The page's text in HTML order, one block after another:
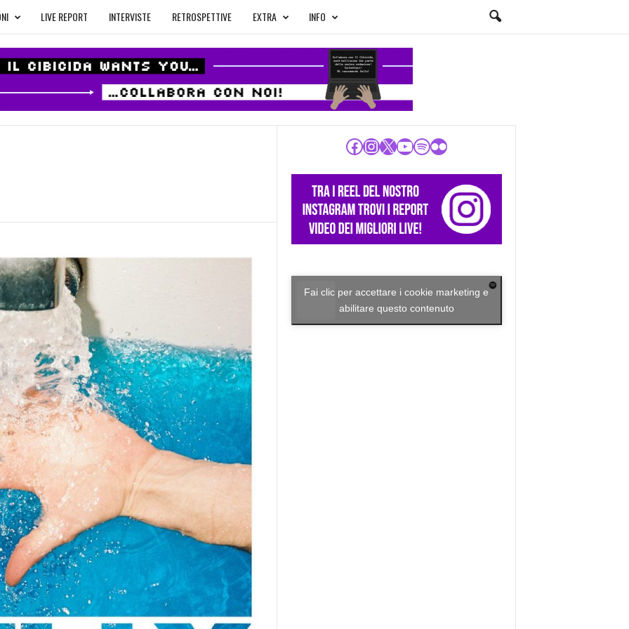
LIVE REPORT INTERVISTE RETROSPETTIVE EXTRA INFO
Facebook
Instagram
X YouTube
Spotify
Flickr
Fai clic per accettare i cookie marketing e
abilitare questo contenuto